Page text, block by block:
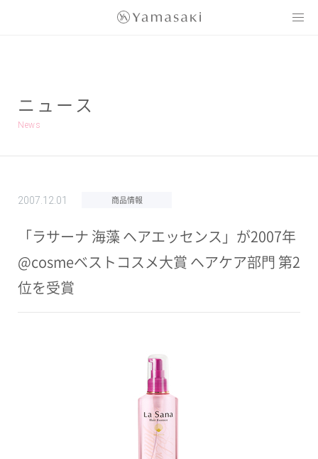
ニュース
News
2007.12.01 商品情報
「ラサーナ 海藻 ヘアエッセンス」が2007年
@cosmeベストコスメ大賞 ヘアケア部門 第2
位を受賞